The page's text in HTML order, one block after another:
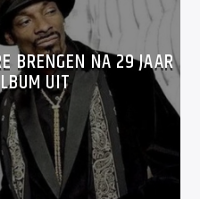
BRENGEN NA 29 JAAR
UIT